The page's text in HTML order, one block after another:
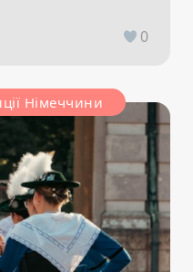
0
Німеччини